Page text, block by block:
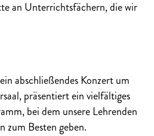
an Unterrichtsfächern, die wir
abschließendes Konzert um
präsentiert ein vielfältiges
bei dem unsere Lehrenden
zum Besten geben.